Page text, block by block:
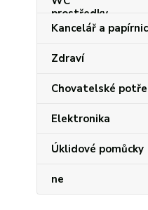
Kancelář a
Zdraví
Chovatelské
Elektronika
Úklidové pomůcky
ne